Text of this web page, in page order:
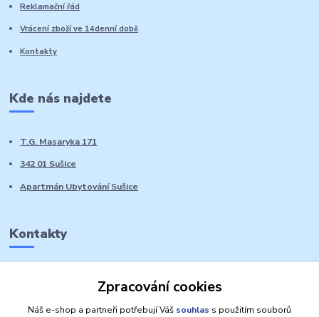
Reklamační řád
Vrácení zboží ve 14denní době
Kontakty
Kde nás najdete
T.G. Masaryka 171
342 01 Sušice
Apartmán Ubytování Sušice
Kontakty
Zpracování cookies
Náš e-shop a partneři potřebují Váš souhlas s použitím souborů